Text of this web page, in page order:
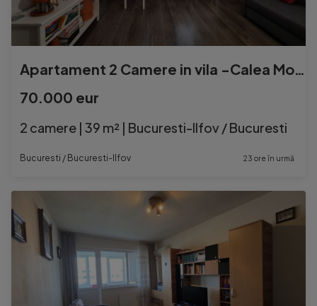
Apartament 2 Camere in vila -Calea Mosilor-Eminescu
70.000 eur
2 camere | 39 m² | Bucuresti-Ilfov / Bucuresti
Bucuresti / Bucuresti-Ilfov 23 ore în urmă